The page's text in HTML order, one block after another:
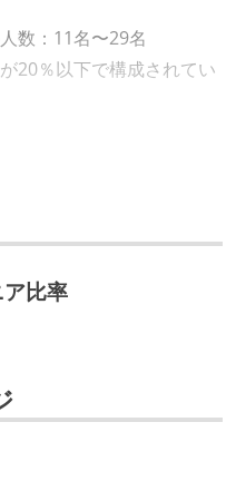
数：11名〜29名
20％以下で構成されてい
からSREチームへの異動
した職域を超えての積極
、または現役のエンジニ
比率